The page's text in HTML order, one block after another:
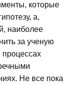
которые
а,
наиболее
за ученую
Не все пока